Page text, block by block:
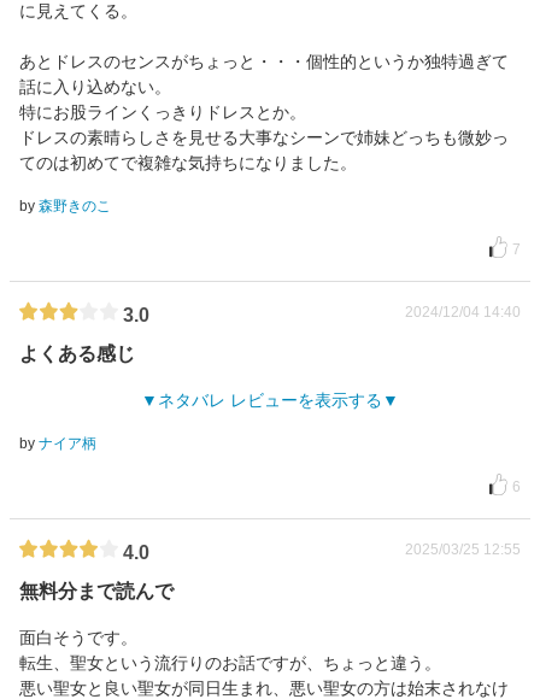
に見えてくる。
あとドレスのセンスがちょっと・・・個性的というか独特過ぎて
話に入り込めない。
特にお股ラインくっきりドレスとか。
ドレスの素晴らしさを見せる大事なシーンで姉妹どっちも微妙っ
てのは初めてで複雑な気持ちになりました。
by 森野きのこ
7
3.0 2024/12/04 14:40
よくある感じ
ネタバレ レビューを表示する
by ナイア柄
6
4.0 2025/03/25 12:55
無料分まで読んで
面白そうです。
転生、聖女という流行りのお話ですが、ちょっと違う。
悪い聖女と良い聖女が同日生まれ、悪い聖女の方は始末されなけ